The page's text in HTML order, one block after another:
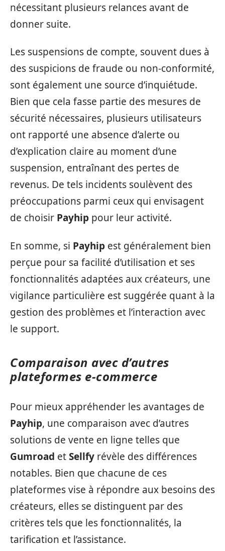
nécessitant plusieurs relances avant de
donner suite.
Les suspensions de compte, souvent dues à
des suspicions de fraude ou non-conformité,
sont également une source d’inquiétude.
Bien que cela fasse partie des mesures de
sécurité nécessaires, plusieurs utilisateurs
ont rapporté une absence d’alerte ou
d’explication claire au moment d’une
suspension, entraînant des pertes de
revenus. De tels incidents soulèvent des
préoccupations parmi ceux qui envisagent
de choisir Payhip pour leur activité.
En somme, si Payhip est généralement bien
perçue pour sa facilité d’utilisation et ses
fonctionnalités adaptées aux créateurs, une
vigilance particulière est suggérée quant à la
gestion des problèmes et l’interaction avec
le support.
Comparaison avec d’autres
plateformes e-commerce
Pour mieux appréhender les avantages de
Payhip, une comparaison avec d’autres
solutions de vente en ligne telles que
Gumroad etSellfy révèle des différences
notables. Bien que chacune de ces
plateformes vise à répondre aux besoins des
créateurs, elles se distinguent par des
critères tels que les fonctionnalités, la
tarification et l’assistance.